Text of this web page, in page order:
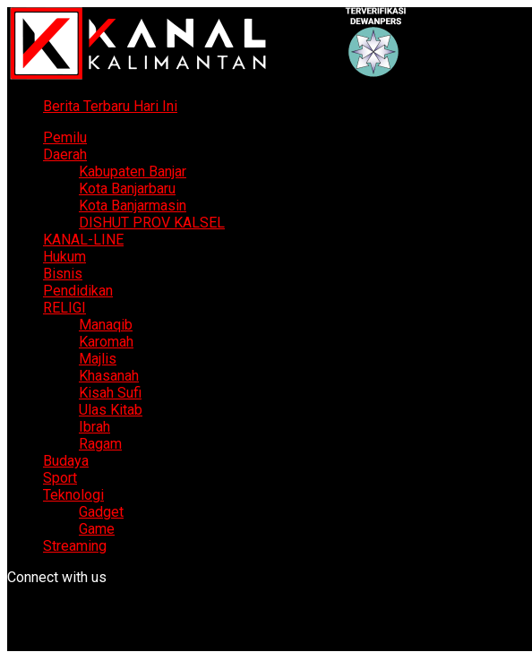
Berita Terbaru Hari Ini
Pemilu
Daerah
Kabupaten Banjar
Kota Banjarbaru
Kota Banjarmasin
DISHUT PROV KALSEL
KANAL-LINE
Hukum
Bisnis
Pendidikan
RELIGI
Manaqib
Karomah
Majlis
Khasanah
Kisah Sufi
Ulas Kitab
Ibrah
Ragam
Budaya
Sport
Teknologi
Gadget
Game
Streaming
Connect with us